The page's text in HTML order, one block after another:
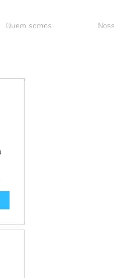
Quem somos